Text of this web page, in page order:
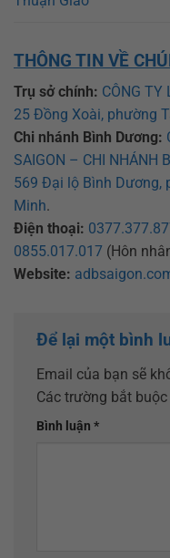
THÔNG TIN VỀ
Trụ sở chính: CÔNG TY
25 Đồng Xoài, phường
Chi nhánh Bình Dương:
SAIGON – CHI NHÁNH
569 Đại lộ Bình Dương,
Minh.
Điện thoại:
0855.017.017 (Hôn
Website:
Để lại một bình
Email của bạn sẽ
Các trường bắt
Bình luận *